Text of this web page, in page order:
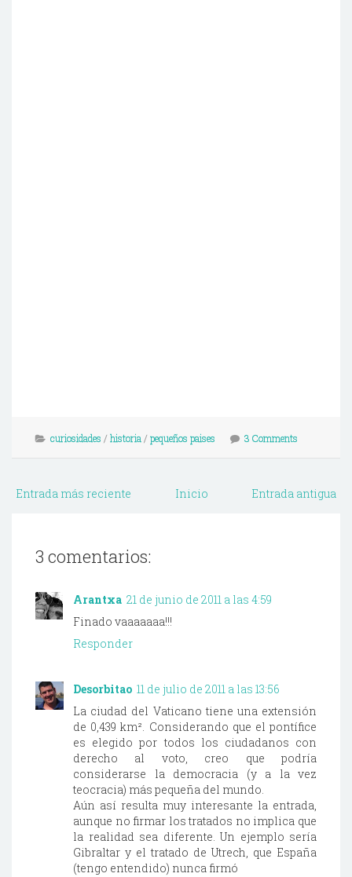
curiosidades / historia / pequeños paises 3 Comments
Entrada más reciente Entrada antigua
Inicio
3 comentarios:
Arantxa 21 de junio de 2011 a las 4:59
Finado vaaaaaaa!!!
Responder
Desorbitao 11 de julio de 2011 a las 13:56
La ciudad del Vaticano tiene una extensión
de 0,439 km². Considerando que el pontífice
es elegido por todos los ciudadanos con
derecho al voto, creo que podría
considerarse la democracia (y a la vez
teocracia) más pequeña del mundo.
Aún así resulta muy interesante la entrada,
aunque no firmar los tratados no implica que
la realidad sea diferente. Un ejemplo sería
Gibraltar y el tratado de Utrech, que España
(tengo entendido) nunca firmó